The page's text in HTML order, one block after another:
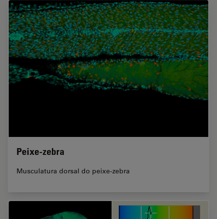
Peixe-zebra
Musculatura dorsal do peixe-zebra